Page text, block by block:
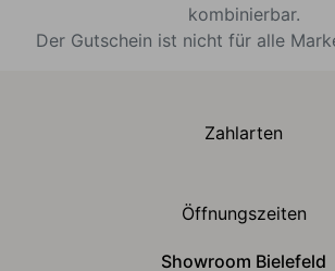
kombinierbar.
Der Gutschein ist nicht für alle
Zahlarten
Öffnungszeiten
Showroom Bielefeld